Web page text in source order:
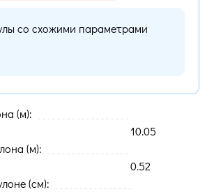
со схожими параметрами
(м):
10.05
(м):
0.52
(cм):